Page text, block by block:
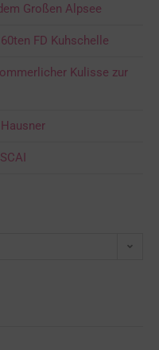
Großen Alpsee
FD Kuhschelle
Kulisse zur